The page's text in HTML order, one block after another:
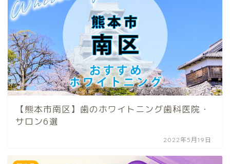
【熊本市南区】歯のホワイトニング歯科医院・
サロン6選
2022年5月19日